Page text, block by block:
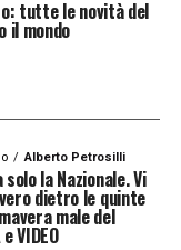
tutte le novità del
il mondo
Alberto Petrosilli
la Nazionale. Vi
dietro le quinte
male del
VIDEO